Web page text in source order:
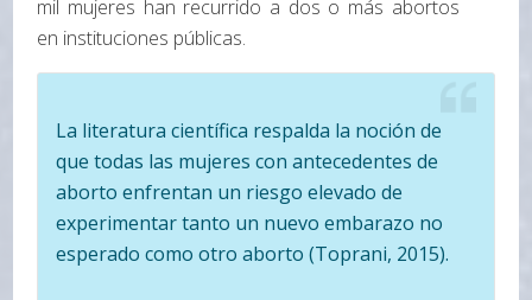
mil mujeres han recurrido a dos o más abortos
en instituciones públicas.
La literatura científica respalda la noción de
que todas las mujeres con antecedentes de
aborto enfrentan un riesgo elevado de
experimentar tanto un nuevo embarazo no
esperado como otro aborto (Toprani, 2015).